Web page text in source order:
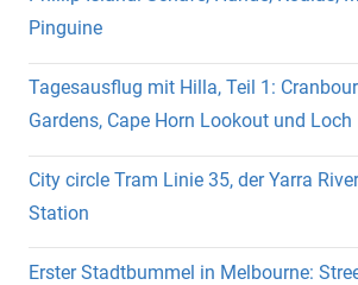
Pinguine
Tagesausflug mit Hilla, Teil 1:
Gardens, Cape Horn Lookout und Loch
City circle Tram Linie 35, der Yarra
Station
Erster Stadtbummel in Melbourne: